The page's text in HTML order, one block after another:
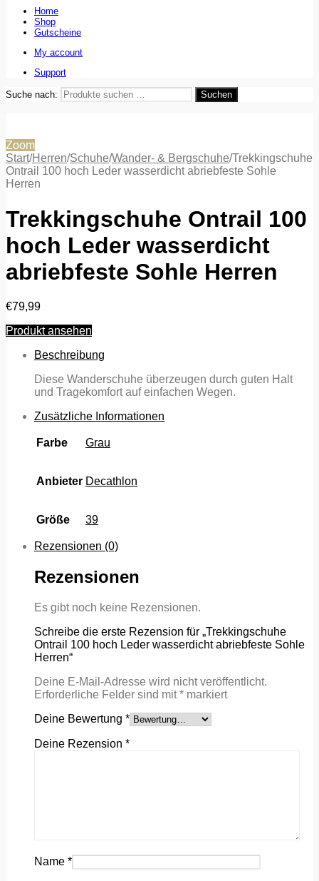
Home
Shop
Gutscheine
My account
Support
Suche nach: Suchen
Zoom
Start/Herren/Schuhe/Wander- & Bergschuhe/Trekkingschuhe
Ontrail 100 hoch Leder wasserdicht abriebfeste Sohle
Herren
Trekkingschuhe Ontrail 100
hoch Leder wasserdicht
abriebfeste Sohle Herren
€79,99
Produkt ansehen
Beschreibung
Diese Wanderschuhe überzeugen durch guten Halt
und Tragekomfort auf einfachen Wegen.
Zusätzliche Informationen
Farbe Grau
Anbieter Decathlon
Größe 39
Rezensionen (0)
Rezensionen
Es gibt noch keine Rezensionen.
Schreibe die erste Rezension für „Trekkingschuhe
Ontrail 100 hoch Leder wasserdicht abriebfeste Sohle
Herren“
Deine E-Mail-Adresse wird nicht veröffentlicht.
Erforderliche Felder sind mit* markiert
Deine Bewertung *
Deine Rezension *
Name *